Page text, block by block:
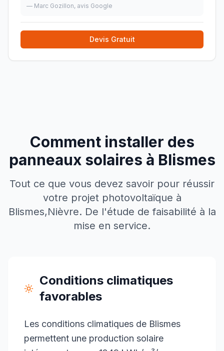
— Marc Gozillon, avis Google
Devis Gratuit
Comment installer des
panneaux solaires à Blismes
Tout ce que vous devez savoir pour réussir
votre projet photovoltaïque à
Blismes,Nièvre. De l'étude de faisabilité à la
mise en service.
Conditions climatiques
favorables
Les conditions climatiques de Blismes
permettent une production solaire